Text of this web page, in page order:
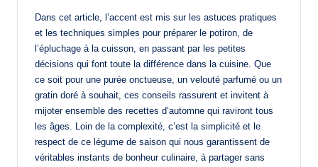
Dans cet article, l’accent est mis sur les astuces pratiques
et les techniques simples pour préparer le potiron, de
l’épluchage à la cuisson, en passant par les petites
décisions qui font toute la différence dans la cuisine. Que
ce soit pour une purée onctueuse, un velouté parfumé ou un
gratin doré à souhait, ces conseils rassurent et invitent à
mijoter ensemble des recettes d’automne qui raviront tous
les âges. Loin de la complexité, c’est la simplicité et le
respect de ce légume de saison qui nous garantissent de
véritables instants de bonheur culinaire, à partager sans